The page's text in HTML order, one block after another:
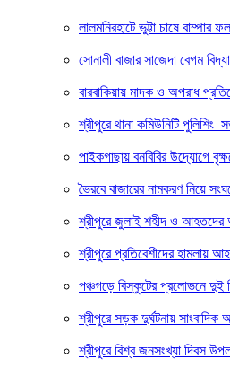
লালমনিরহাটে ভুট্টা চাষে
সোনালী বাজার সাজেদা বেগম
বারবাকিয়ায় মাদক ও অপরাধ
শ্রীপুরে থানা কমিউনিটি
পাইকগাছায় বনবিবির উদ্যোগে
ভৈরবে বাজারের নামকরণ নিয়ে
শ্রীপুরে জুলাই শহীদ ও আহতদের
শ্রীপুরে প্রতিবেশীদের হামলায়
পঞ্চগড়ে বিস্কুটের প্রলোভনে দুই
শ্রীপুরে সড়ক দুর্ঘটনায় সাংবাদিক
শ্রীপুরে বিশ্ব জনসংখ্যা দিবস